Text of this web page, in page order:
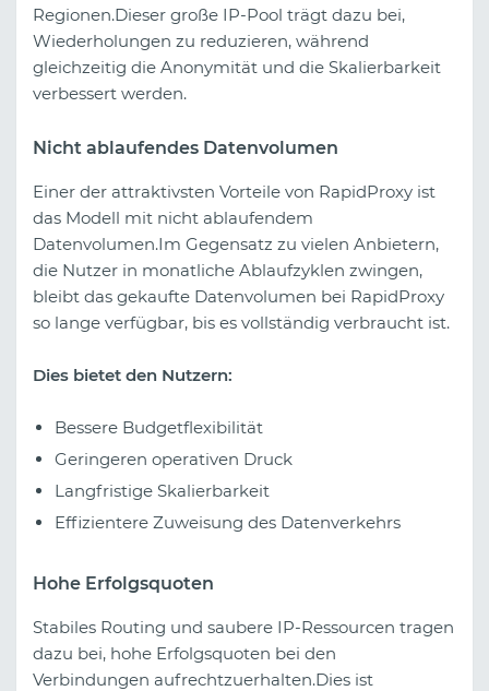
Regionen.Dieser große IP-Pool trägt dazu bei,
Wiederholungen zu reduzieren, während
gleichzeitig die Anonymität und die Skalierbarkeit
verbessert werden.
Nicht ablaufendes Datenvolumen
Einer der attraktivsten Vorteile von RapidProxy ist
das Modell mit nicht ablaufendem
Datenvolumen.Im Gegensatz zu vielen Anbietern,
die Nutzer in monatliche Ablaufzyklen zwingen,
bleibt das gekaufte Datenvolumen bei RapidProxy
so lange verfügbar, bis es vollständig verbraucht ist.
Dies bietet den Nutzern:
Bessere Budgetflexibilität
Geringeren operativen Druck
Langfristige Skalierbarkeit
Effizientere Zuweisung des Datenverkehrs
Hohe Erfolgsquoten
Stabiles Routing und saubere IP-Ressourcen tragen
dazu bei, hohe Erfolgsquoten bei den
Verbindungen aufrechtzuerhalten.Dies ist